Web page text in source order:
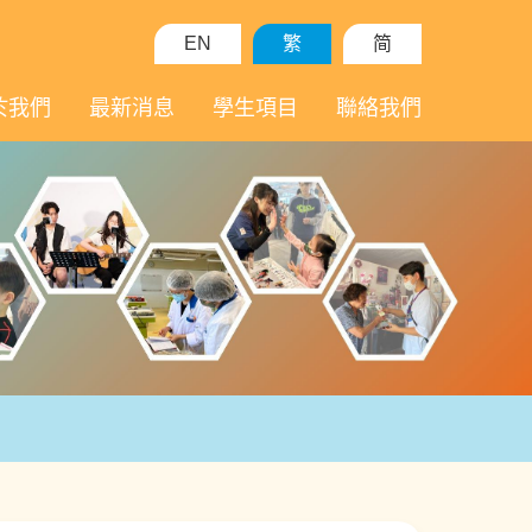
EN 繁 简
我們 最新消息 學生項目 聯絡我們